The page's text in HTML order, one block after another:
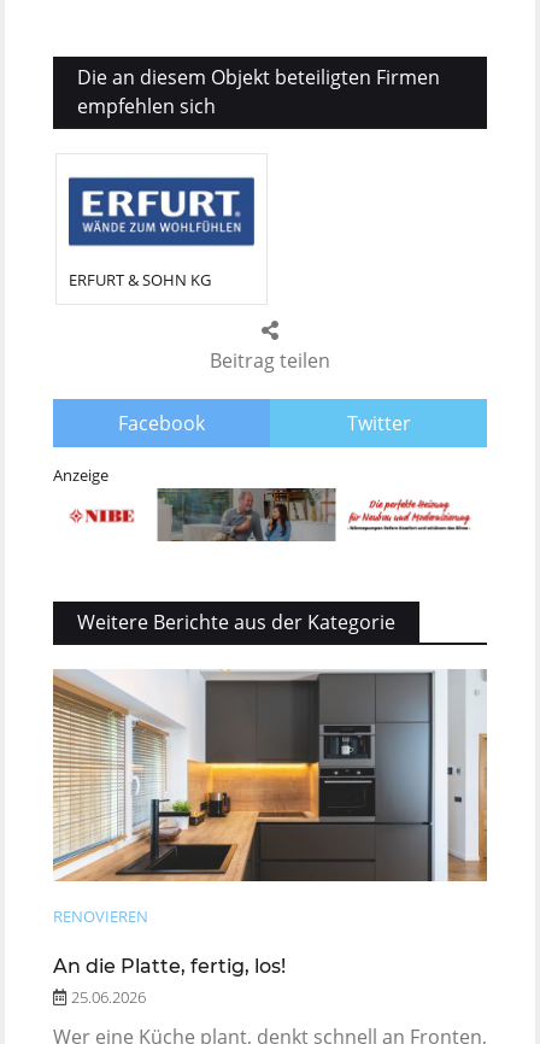
Beitrag teilen
Facebook Twitter
Die an diesem Objekt beteiligten Firmen
empfehlen sich
ERFURT & SOHN KG
Anzeige
Weitere Berichte aus der Kategorie
RENOVIEREN
An die Platte, fertig, los!
25.06.2026
Wer eine Küche plant, denkt schnell an Fronten,